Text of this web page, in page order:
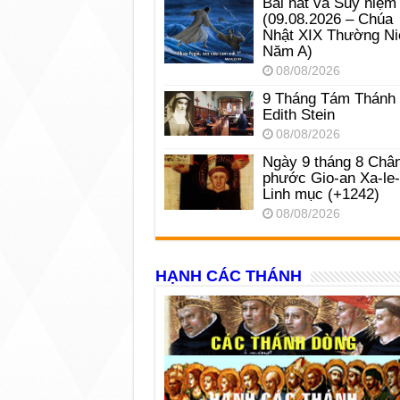
(09.08.2026 – Chúa
Nhật XIX Thường
Năm A)
08/08/2026
9 Tháng Tám Thánh
Edith Stein
08/08/2026
Ngày 9 tháng 8
phước Gio-an Xa-
Linh mục (+1242)
08/08/2026
HẠNH CÁC THÁNH